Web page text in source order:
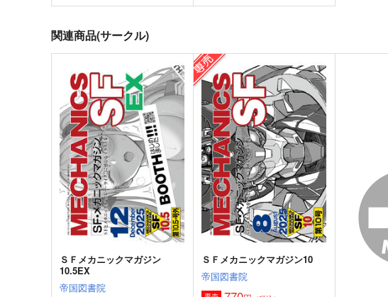
関連商品(サークル)
ＳＦメカニックマガジン
10.5EX
帝国図書院
ＳＦメカニックマガジン10
帝国図書院